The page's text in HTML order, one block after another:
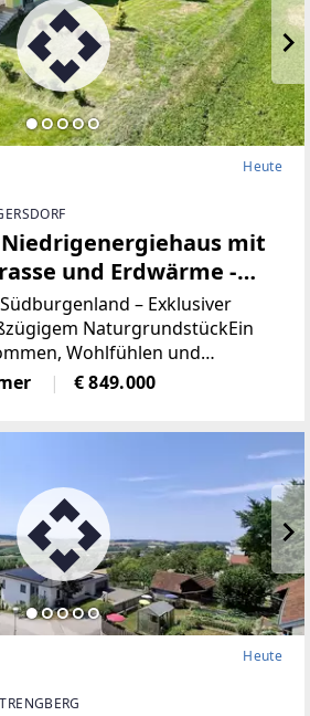
Heute
mit
und Erdwärme -
möglich!!! - Wohnen mit
– Exklusiver
NaturgrundstückEin
Wohlfühlen und
Niedrigenergiehaus in
modernes Design,
€ 849.000
Heute